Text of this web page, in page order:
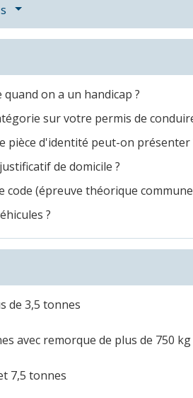
on a un handicap ?
sur votre permis de
pièce d'identité peut-on présenter
de domicile ?
(épreuve théorique commune
?
de 3,5 tonnes
avec remorque de plus de 750 kg
7,5 tonnes